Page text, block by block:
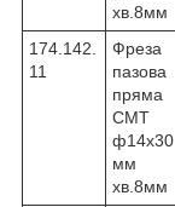
хв.8мм
174.142.
11
Фреза
пазова
пряма
CMT
ф14х30
мм
хв.8мм